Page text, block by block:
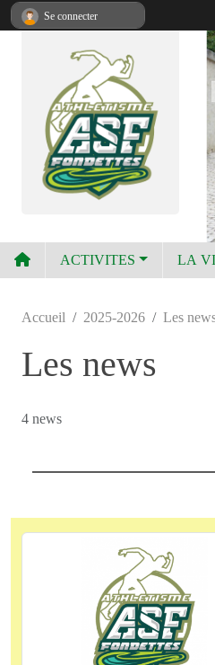
ACTIVITES LA
Accueil 2025-2026 Les
Les news
4 news
Se connecter
Panneau de gestion des cookies